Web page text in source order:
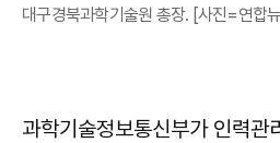
대구경북과학기술원 총장. [사진=연합
과학기술정보통신부가 인력관